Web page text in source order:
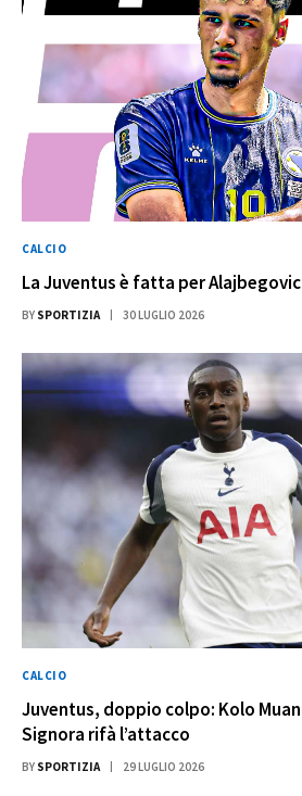
CALCIO
La Juventus è fatta per
BY SPORTIZIA 30 LUGLIO 2026
CALCIO
Juventus, doppio colpo: Kolo
Signora rifà l’attacco
BY SPORTIZIA 29 LUGLIO 2026